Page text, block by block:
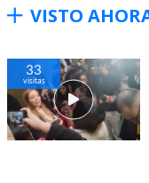
VISTO
33
visitas